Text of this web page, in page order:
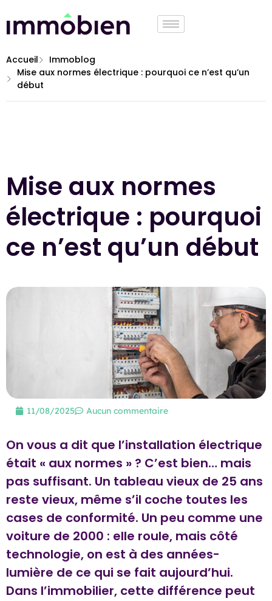
Accueil
Immoblog
Mise aux normes électrique : pourquoi ce n’est qu’un
début
Mise aux normes
électrique : pourquoi
ce n’est qu’un début
11/08/2025 Aucun commentaire
On vous a dit que l’installation électrique
était « aux normes » ? C’est bien… mais
pas suffisant. Un tableau vieux de 25 ans
reste vieux, même s’il coche toutes les
cases de conformité. Un peu comme une
voiture de 2000 : elle roule, mais côté
technologie, on est à des années-
lumière de ce qui se fait aujourd’hui.
Dans l’immobilier, cette différence peut